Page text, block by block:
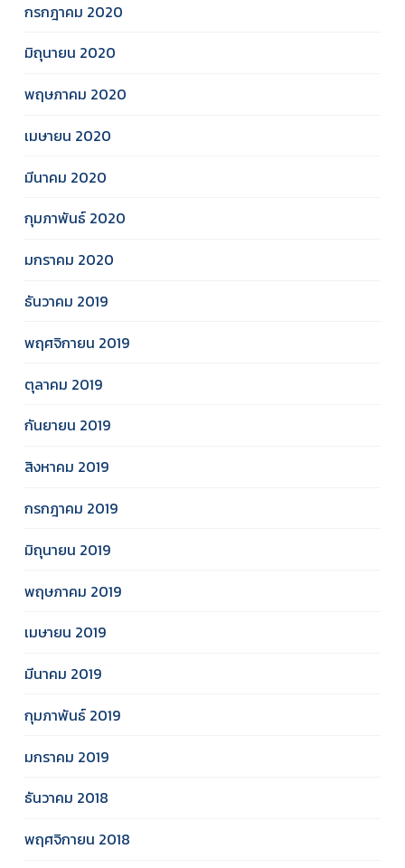
กรกฎาคม 2020
มิถุนายน 2020
พฤษภาคม 2020
เมษายน 2020
มีนาคม 2020
กุมภาพันธ์ 2020
มกราคม 2020
ธันวาคม 2019
พฤศจิกายน 2019
ตุลาคม 2019
กันยายน 2019
สิงหาคม 2019
กรกฎาคม 2019
มิถุนายน 2019
พฤษภาคม 2019
เมษายน 2019
มีนาคม 2019
กุมภาพันธ์ 2019
มกราคม 2019
ธันวาคม 2018
พฤศจิกายน 2018